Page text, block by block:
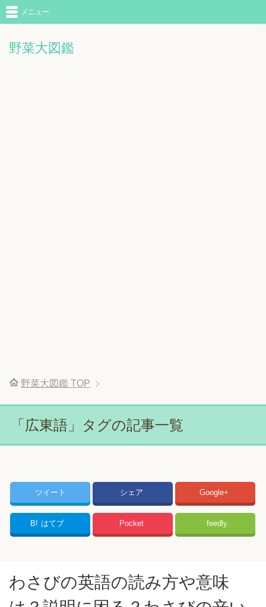
野菜大図鑑
メニュー
野菜大図鑑 TOP
「広東語」タグの記事一覧
ツイート シェア Google+
B! はてブ Pocket feedly
わさびの英語の読み方や意味